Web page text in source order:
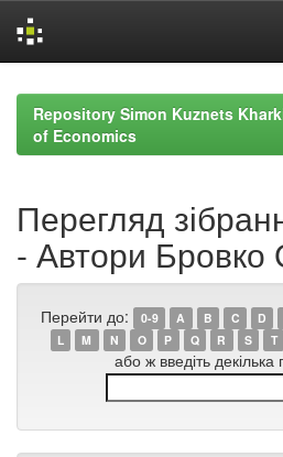
navigationRepository Simon Kuznets
of Economics
Перегляд
- Автори
Перейти до: 0-9 A B C D
L
M N O P Q R S T
або ж введіть